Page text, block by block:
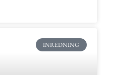
INREDNING